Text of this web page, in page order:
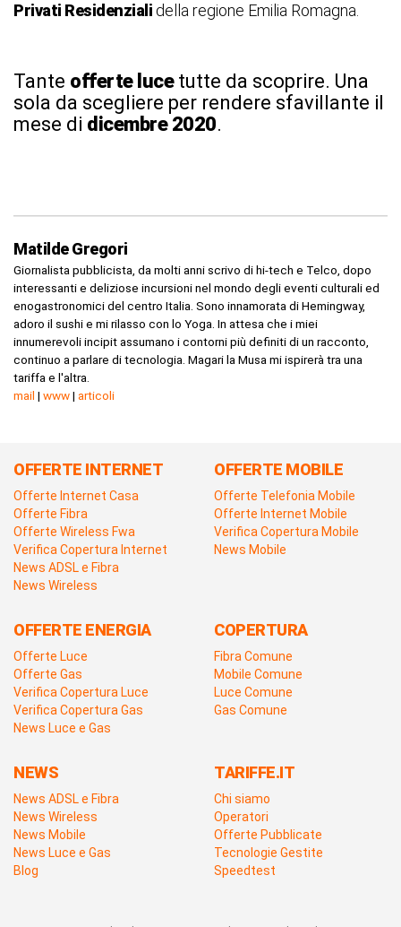
Privati Residenziali della regione Emilia Romagna.
Tante offerte lucetutte da scoprire. Una
sola da scegliere per rendere sfavillante il
mese di dicembre 2020.
Matilde Gregori
Giornalista pubblicista, da molti anni scrivo di hi-tech e Telco, dopo
interessanti e deliziose incursioni nel mondo degli eventi culturali ed
enogastronomici del centro Italia. Sono innamorata di Hemingway,
adoro il sushi e mi rilasso con lo Yoga. In attesa che i miei
innumerevoli incipit assumano i contorni più definiti di un racconto,
continuo a parlare di tecnologia. Magari la Musa mi ispirerà tra una
tariffa e l'altra.
mail | www| articoli
OFFERTE INTERNET
Offerte Internet Casa
Offerte Fibra
Offerte Wireless Fwa
Verifica Copertura Internet
News ADSL e Fibra
News Wireless
OFFERTE MOBILE
Offerte Telefonia Mobile
Offerte Internet Mobile
Verifica Copertura Mobile
News Mobile
OFFERTE ENERGIA
Offerte Luce
Offerte Gas
Verifica Copertura Luce
Verifica Copertura Gas
News Luce e Gas
COPERTURA
Fibra Comune
Mobile Comune
Luce Comune
Gas Comune
NEWS
News ADSL e Fibra
News Wireless
News Mobile
News Luce e Gas
Blog
TARIFFE.IT
Chi siamo
Operatori
Offerte Pubblicate
Tecnologie Gestite
Speedtest